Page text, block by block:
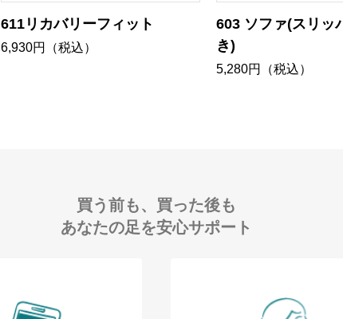
611リカバリーフィット
6,930円（税込）
603 ソファ(スリッ
き)
5,280円（税込）
買う前も、買った後も
あなたの足を安心サポート